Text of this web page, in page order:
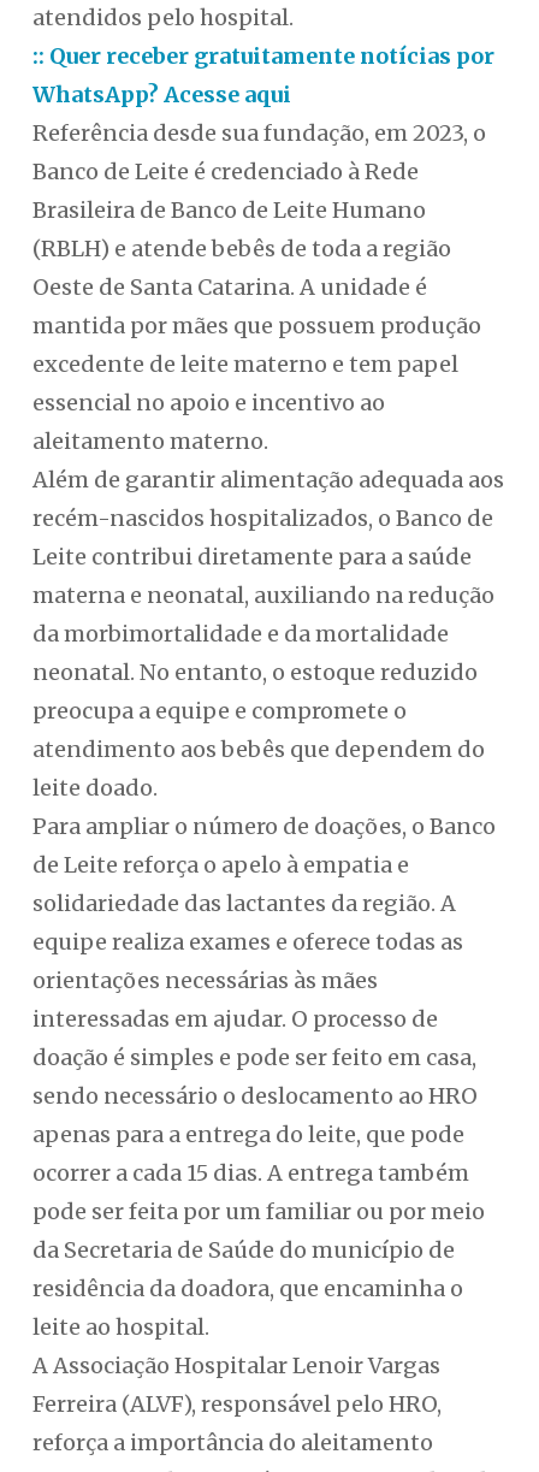
atendidos pelo hospital.
:: Quer receber gratuitamente notícias por
WhatsApp? Acesse aqui
Referência desde sua fundação, em 2023, o
Banco de Leite é credenciado à Rede
Brasileira de Banco de Leite Humano
(RBLH) e atende bebês de toda a região
Oeste de Santa Catarina. A unidade é
mantida por mães que possuem produção
excedente de leite materno e tem papel
essencial no apoio e incentivo ao
aleitamento materno.
Além de garantir alimentação adequada aos
recém-nascidos hospitalizados, o Banco de
Leite contribui diretamente para a saúde
materna e neonatal, auxiliando na redução
da morbimortalidade e da mortalidade
neonatal. No entanto, o estoque reduzido
preocupa a equipe e compromete o
atendimento aos bebês que dependem do
leite doado.
Para ampliar o número de doações, o Banco
de Leite reforça o apelo à empatia e
solidariedade das lactantes da região. A
equipe realiza exames e oferece todas as
orientações necessárias às mães
interessadas em ajudar. O processo de
doação é simples e pode ser feito em casa,
sendo necessário o deslocamento ao HRO
apenas para a entrega do leite, que pode
ocorrer a cada 15 dias. A entrega também
pode ser feita por um familiar ou por meio
da Secretaria de Saúde do município de
residência da doadora, que encaminha o
leite ao hospital.
A Associação Hospitalar Lenoir Vargas
Ferreira (ALVF), responsável pelo HRO,
reforça a importância do aleitamento